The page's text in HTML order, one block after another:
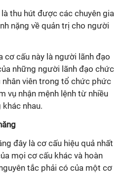
thu hút được các chuyên gia
nặng về quản trị cho người
cơ cấu này là người lãnh đạo
những người lãnh đạo chức
nhân viên trong tổ chức phức
vụ nhận mệnh lệnh từ nhiều
nhau.
đây là cơ cấu hiệu quả nhất
mọi cơ cấu khác và hoàn
tắc phải có của một cơ